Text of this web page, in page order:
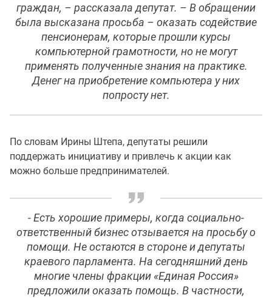
граждан, – рассказала депутат. – В обращении
была высказана просьба – оказать содействие
пенсионерам, которые прошли курсы
компьютерной грамотности, но не могут
применять полученные знания на практике.
Денег на приобретение компьютера у них
попросту нет.
По словам Ирины Штепа, депутаты решили
поддержать инициативу и привлечь к акции как
можно больше предпринимателей.
- Есть хорошие примеры, когда социально-
ответственный бизнес отзывается на просьбу о
помощи. Не остаются в стороне и депутаты
краевого парламента. На сегодняшний день
многие члены фракции «Единая Россия»
предложили оказать помощь. В частности,